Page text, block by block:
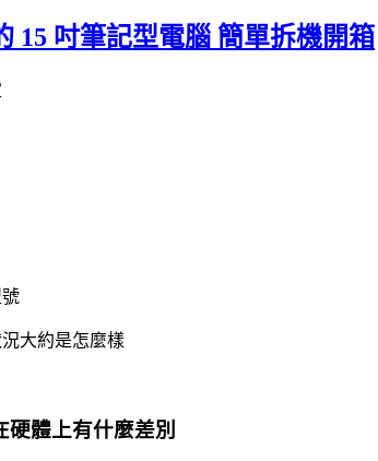
15 吋筆記型電腦 簡單拆機開箱
大約是怎麼樣
硬體上有什麼差別